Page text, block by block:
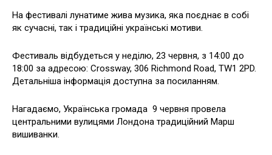
На фестивалі лунатиме жива музика, яка поєднає в собі
як сучасні, так і традиційні українські мотиви.
Фестиваль відбудеться у неділю, 23 червня, з 14:00 до
18:00 за адресою: Crossway, 306 Richmond Road, TW1 2PD.
Детальніша інформація доступна за посиланням.
Нагадаємо, Українська громада 9 червня провела
центральними вулицями Лондона традиційний Марш
вишиванки.